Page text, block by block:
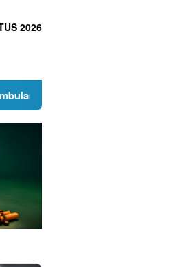
2026
Pengacara ‘No Viral No